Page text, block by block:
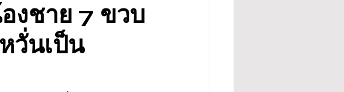
งชาย 7 ขวบ
วั่นเป็น